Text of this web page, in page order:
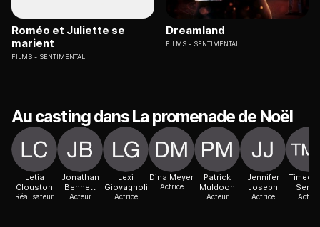
Roméo et Juliette se
marient
FILMS SENTIMENTAL
Dreamland
FILMS SENTIMENTAL
Au casting dans La promenade de Noël
Letia
Clouston
Réalisateur
Jonathan
Bennett
Acteur
Lexi
Giovagnoli
Actrice
Dina Meyer
Actrice
Patrick
Muldoon
Acteur
Jennifer
Joseph
Actrice
Timeca
Acteur